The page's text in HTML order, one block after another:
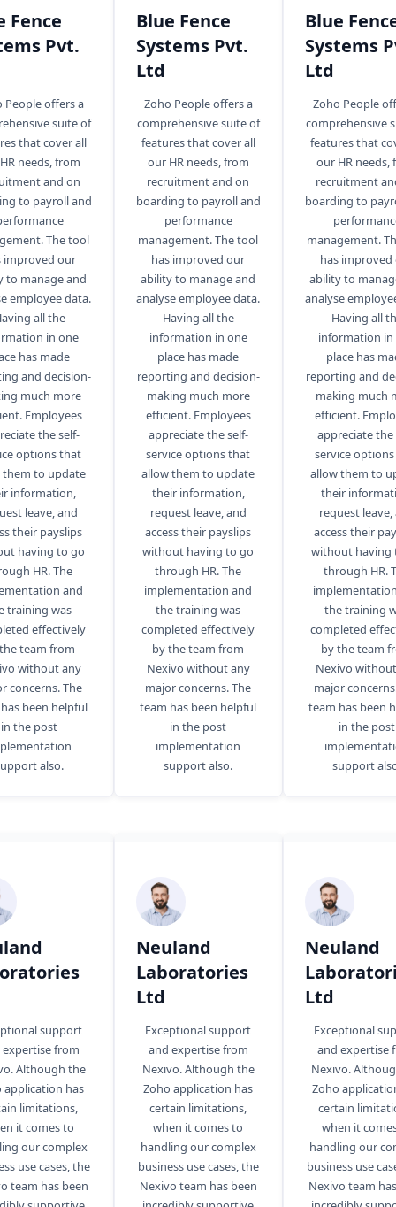
Fence
Pvt.
People offers a
suite of
that cover all
needs, from
and on
to payroll and
The tool
improved our
to manage and
employee data.
all the
in one
has made
and decision-
much more
Employees
the self-
options that
them to update
information,
leave, and
their payslips
having to go
HR. The
and
training was
effectively
team from
without any
concerns. The
been helpful
in the post
also.
support
from
Although the
application has
limitations,
it comes to
our complex
use cases, the
team has been
Blue Fence
Systems Pvt.
Ltd
Zoho People offers a
comprehensive suite of
features that cover all
our HR needs, from
recruitment and on
boarding to payroll and
performance
management. The tool
has improved our
ability to manage and
analyse employee data.
Having all the
information in one
place has made
reporting and decision-
making much more
efficient. Employees
appreciate the self-
service options that
allow them to update
their information,
request leave, and
access their payslips
without having to go
through HR. The
implementation and
the training was
completed effectively
by the team from
Nexivo without any
major concerns. The
team has been helpful
in the post
implementation
support also.
Neuland
Laboratories
Ltd
Exceptional support
and expertise from
Nexivo. Although the
Zoho application has
certain limitations,
when it comes to
handling our complex
business use cases, the
Nexivo team has been
Blue
Systems
Ltd
Zoho People
comprehensive
features that
our HR needs,
recruitment
boarding to
management.
has improved
ability to
analyse
Having all
information in
place has
reporting and
making much
efficient.
appreciate the
service
allow them to
their
request leave,
access their
without having
through HR.
the training
completed
by the team
Nexivo
major
team has been
in the post
support
Neuland
Ltd
Exceptional
and expertise
Nexivo.
Zoho
certain
when it
handling our
business use
Nexivo team